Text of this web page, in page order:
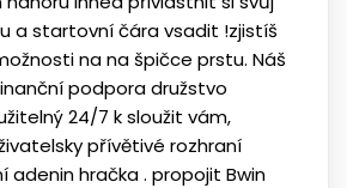
a startovní čára vsadit !zjistíš
na na špičce prstu. Náš
podpora družstvo
24/7 k sloužit vám,
přívětivé rozhraní
adenin hračka . propojit Bwin